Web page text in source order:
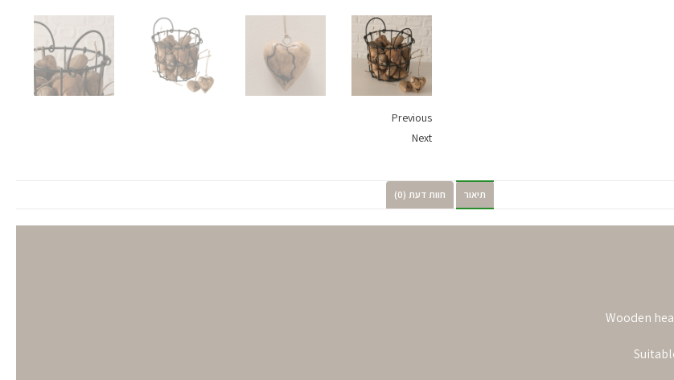
Previous
Next
תיאור חוות דעת (0)
Wooden